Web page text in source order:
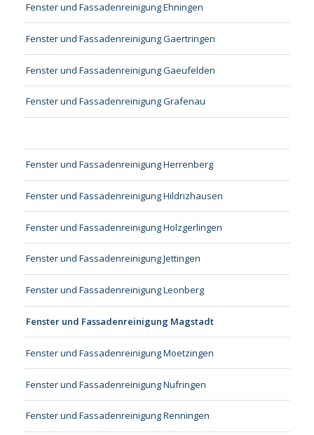
Fenster und Fassadenreinigung Ehningen
Fenster und Fassadenreinigung Gaertringen
Fenster und Fassadenreinigung Gaeufelden
Fenster und Fassadenreinigung Grafenau
Fenster und Fassadenreinigung Herrenberg
Fenster und Fassadenreinigung Hildrizhausen
Fenster und Fassadenreinigung Holzgerlingen
Fenster und Fassadenreinigung Jettingen
Fenster und Fassadenreinigung Leonberg
Fenster und Fassadenreinigung Magstadt
Fenster und Fassadenreinigung Moetzingen
Fenster und Fassadenreinigung Nufringen
Fenster und Fassadenreinigung Renningen